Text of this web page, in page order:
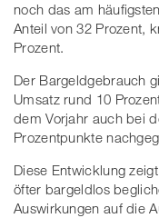
noch das am
Anteil von 32 Prozent,
Prozent.
Der Bargeldgebrauch
Umsatz rund 10
dem Vorjahr auch bei
Prozentpunkte
Diese Entwicklung
öfter bargeldlos
Auswirkungen auf die